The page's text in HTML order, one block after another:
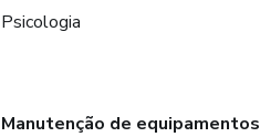
Psicologia
Manutenção de equipamentos